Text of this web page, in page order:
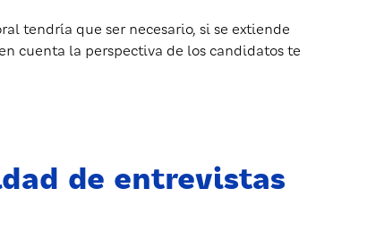
tendría que ser necesario, si se extiende
cuenta la perspectiva de los candidatos te
de entrevistas